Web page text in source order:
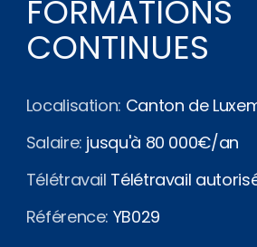
FORMATIONS
CONTINUES
Localisation: Canton de
Salaire: jusqu'à 80 000€/an
Télétravail Télétravail
Référence: YB029